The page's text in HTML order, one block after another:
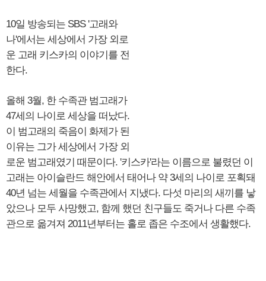
10일 방송되는 SBS '고래와
나'에서는 세상에서 가장 외로
운 고래 키스카의 이야기를 전
한다.
올해 3월, 한 수족관 범고래가
47세의 나이로 세상을 떠났다.
이 범고래의 죽음이 화제가 된
이유는 그가 세상에서 가장 외
로운 범고래였기 때문이다. '키스카'라는 이름으로 불렸던 이
고래는 아이슬란드 해안에서 태어나 약 3세의 나이로 포획돼
40년 넘는 세월을 수족관에서 지냈다. 다섯 마리의 새끼를 낳
았으나 모두 사망했고, 함께 했던 친구들도 죽거나 다른 수족
관으로 옮겨져 2011년부터는 홀로 좁은 수조에서 생활했다.